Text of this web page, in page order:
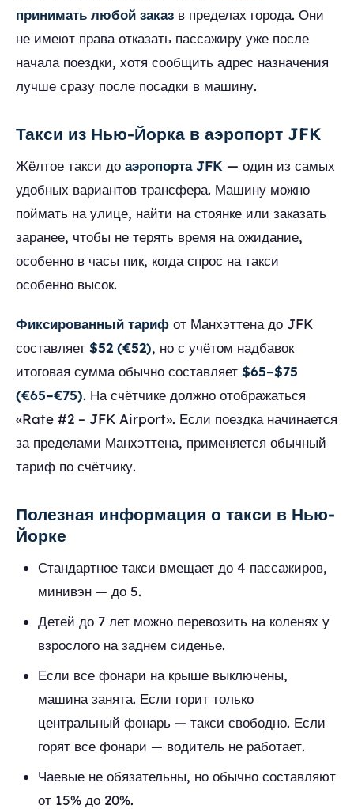
принимать любой заказ в пределах города. Они
не имеют права отказать пассажиру уже после
начала поездки, хотя сообщить адрес назначения
лучше сразу после посадки в машину.
Такси из Нью-Йорка в аэропорт JFK
Жёлтое такси до аэропорта JFK — один из самых
удобных вариантов трансфера. Машину можно
поймать на улице, найти на стоянке или заказать
заранее, чтобы не терять время на ожидание,
особенно в часы пик, когда спрос на такси
особенно высок.
Фиксированный тариф от Манхэттена до JFK
составляет $52 (€52), но с учётом надбавок
итоговая сумма обычно составляет $65–$75
(€65–€75). На счётчике должно отображаться
«Rate #2 – JFK Airport». Если поездка начинается
за пределами Манхэттена, применяется обычный
тариф по счётчику.
Полезная информация о такси в Нью-
Йорке
Стандартное такси вмещает до 4 пассажиров,
минивэн — до 5.
Детей до 7 лет можно перевозить на коленях у
взрослого на заднем сиденье.
Если все фонари на крыше выключены,
машина занята. Если горит только
центральный фонарь — такси свободно. Если
горят все фонари — водитель не работает.
Чаевые не обязательны, но обычно составляют
от 15% до 20%.